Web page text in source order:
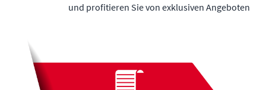
und profitieren Sie von exklusiven Angeboten